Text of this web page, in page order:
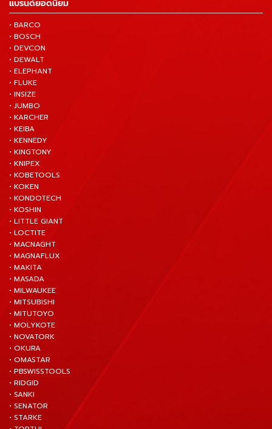
แบรนด์ยอดนิยม
• BARCO
• BOSCH
• DEVCON
• DEWALT
• ELEPHANT
• FLUKE
• INSIZE
• JUMBO
• KARCHER
• KEIBA
• KENNEDY
• KINGTONY
• KNIPEX
• KOBETOOLS
• KOKEN
• KONDOTECH
• KOSHIN
• LITTLE GIANT
• LOCTITE
• MACNAGHT
• MAGNAFLUX
• MAKITA
• MASADA
• MILWAUKEE
• MITSUBISHI
• MITUTOYO
• MOLYKOTE
• NOVATORK
• OKURA
• OMASTAR
• PBSWISSTOOLS
• RIDGID
• SANKI
• SENATOR
• STARKE